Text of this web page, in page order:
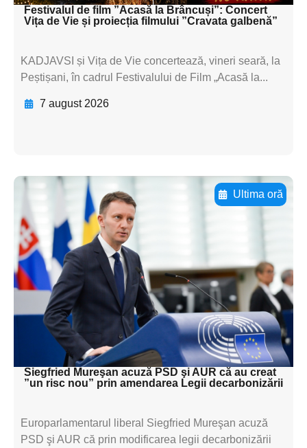
Festivalul de film ”Acasă la Brâncuși”: Concert
Vița de Vie și proiecția filmului ”Cravata galbenă”
KADJAVSI și Vița de Vie concertează, vineri seară, la
Peștișani, în cadrul Festivalului de Film „Acasă la...
7 august 2026
Ultima oră
Adaugă aici textul pentru
subtitluAdaugă aici
textul pentru
subtitluAdaugă aici
textul pentru
subtitluAdaugă aici
textul pentru subti
Siegfried Mureşan acuză PSD şi AUR că au creat
”un risc nou” prin amendarea Legii decarbonizării
Europarlamentarul liberal Siegfried Mureşan acuză
PSD şi AUR că prin modificarea legii decarbonizării